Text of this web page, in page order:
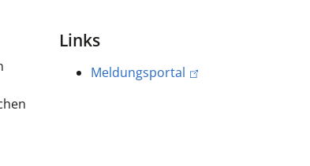
Links
Meldungsportal